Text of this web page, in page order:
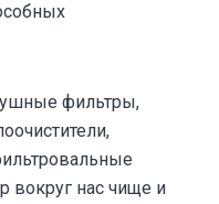
фильтры,
вокруг нас чище и